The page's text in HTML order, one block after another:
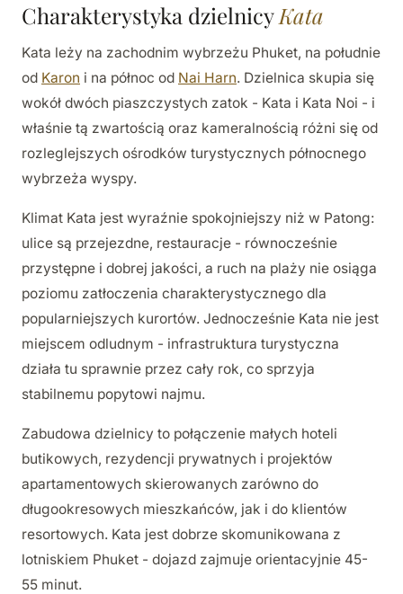
Charakterystyka dzielnicyKata
Kata leży na zachodnim wybrzeżu Phuket, na południe
od Karon i na północ od Nai Harn. Dzielnica skupia się
wokół dwóch piaszczystych zatok - Kata i Kata Noi - i
właśnie tą zwartością oraz kameralnością różni się od
rozleglejszych ośrodków turystycznych północnego
wybrzeża wyspy.
Klimat Kata jest wyraźnie spokojniejszy niż w Patong:
ulice są przejezdne, restauracje - równocześnie
przystępne i dobrej jakości, a ruch na plaży nie osiąga
poziomu zatłoczenia charakterystycznego dla
popularniejszych kurortów. Jednocześnie Kata nie jest
miejscem odludnym - infrastruktura turystyczna
działa tu sprawnie przez cały rok, co sprzyja
stabilnemu popytowi najmu.
Zabudowa dzielnicy to połączenie małych hoteli
butikowych, rezydencji prywatnych i projektów
apartamentowych skierowanych zarówno do
długookresowych mieszkańców, jak i do klientów
resortowych. Kata jest dobrze skomunikowana z
lotniskiem Phuket - dojazd zajmuje orientacyjnie 45-
55 minut.